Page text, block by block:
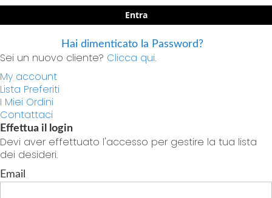
Entra
Hai dimenticato la Password?
Sei un nuovo cliente? Clicca qui.
My account
Lista Preferiti
I Miei Ordini
Contattaci
Effettua il login
Devi aver effettuato l'accesso per gestire la tua lista
dei desideri.
Email